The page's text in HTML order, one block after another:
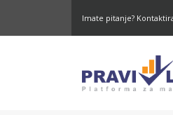
Imate pitanje?